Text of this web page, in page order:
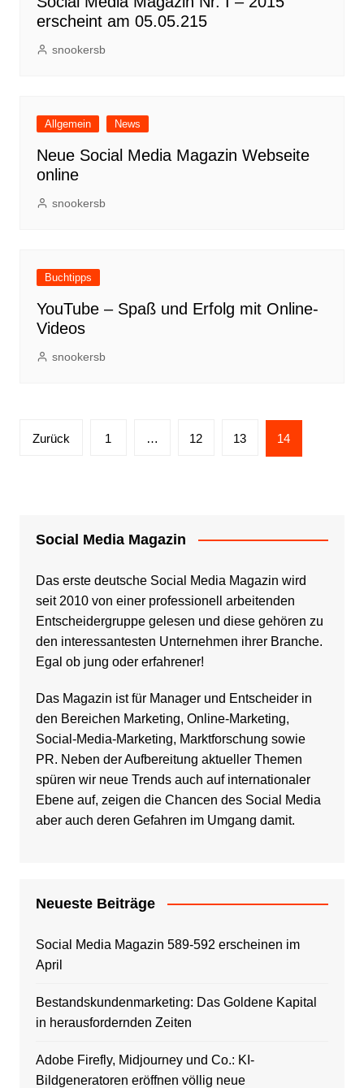
erscheint am 05.05.215
snookersb
Allgemein News
Neue Social Media Magazin Webseite
online
snookersb
Buchtipps
YouTube – Spaß und Erfolg mit Online-
Videos
snookersb
Seitennummerierung
Zurück 1 … 12 13 14
Social Media Magazin
Das erste deutsche Social Media Magazin wird
seit 2010 von einer professionell arbeitenden
Entscheidergruppe gelesen und diese gehören zu
den interessantesten Unternehmen ihrer Branche.
Egal ob jung oder erfahrener!
Das Magazin ist für Manager und Entscheider in
den Bereichen Marketing, Online-Marketing,
Social-Media-Marketing, Marktforschung sowie
PR. Neben der Aufbereitung aktueller Themen
spüren wir neue Trends auch auf internationaler
Ebene auf, zeigen die Chancen des Social Media
aber auch deren Gefahren im Umgang damit.
Neueste Beiträge
Social Media Magazin 589-592 erscheinen im
April
Bestandskundenmarketing: Das Goldene Kapital
in herausfordernden Zeiten
Adobe Firefly, Midjourney und Co.: KI-
Bildgeneratoren eröffnen völlig neue